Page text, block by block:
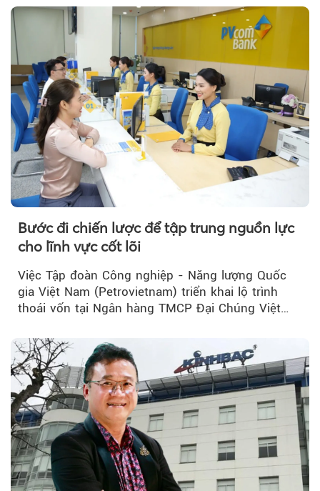
Bước đi chiến lược để tập trung nguồn lực
cho lĩnh vực cốt lõi
Việc Tập đoàn Công nghiệp - Năng lượng Quốc
gia Việt Nam (Petrovietnam) triển khai lộ trình
thoái vốn tại Ngân hàng TMCP Đại Chúng Việt